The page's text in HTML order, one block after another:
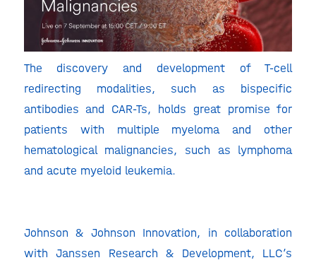
The discovery and development of T-cell
redirecting modalities, such as bispecific
antibodies and CAR-Ts, holds great promise for
patients with multiple myeloma and other
hematological malignancies, such as lymphoma
and acute myeloid leukemia.
Johnson & Johnson Innovation, in collaboration
with Janssen Research & Development, LLC’s